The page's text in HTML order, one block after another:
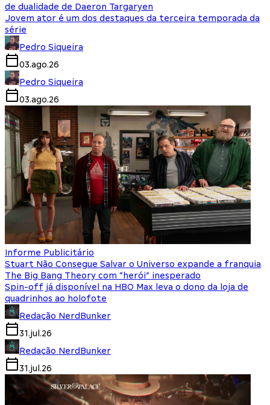
de dualidade de Daeron Targaryen
Jovem ator é um dos destaques da terceira temporada da
série
Pedro Siqueira
03.ago.26
Pedro Siqueira
03.ago.26
Informe Publicitário
Stuart Não Consegue Salvar o Universo expande a franquia
The Big Bang Theory com “herói” inesperado
Spin-off já disponível na HBO Max leva o dono da loja de
quadrinhos ao holofote
Redação NerdBunker
31.jul.26
Redação NerdBunker
31.jul.26